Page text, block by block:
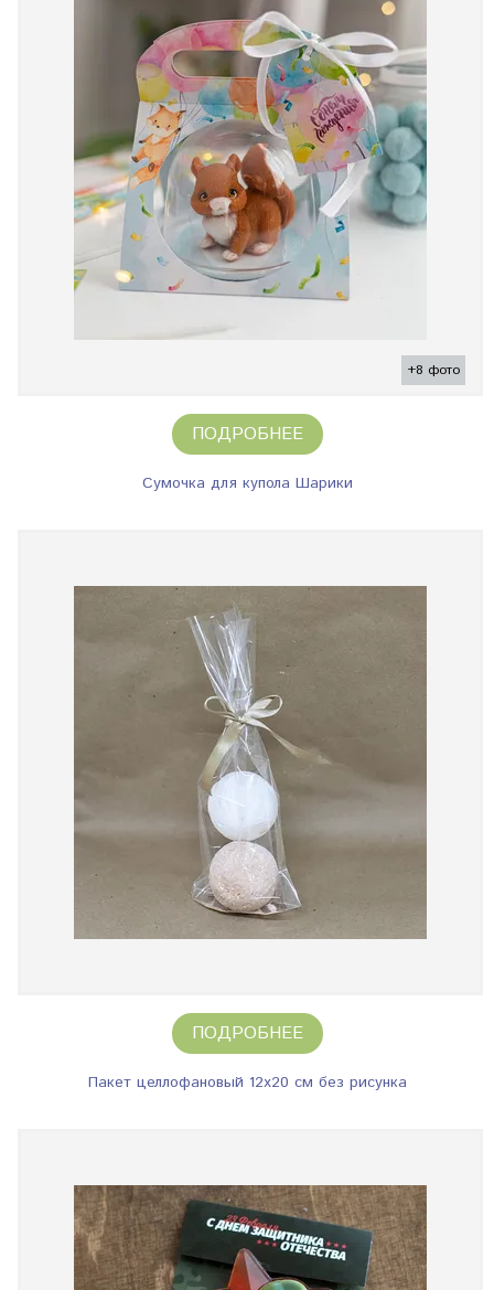
+8 фото
ПОДРОБНЕЕ
Сумочка для купола Шарики
ПОДРОБНЕЕ
Пакет целлофановый 12х20 см без рисунка